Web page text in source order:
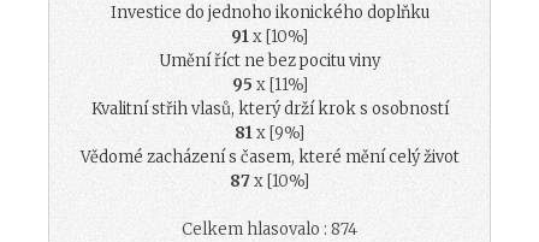
Investice do jednoho ikonického doplňku
91x [10%]
Umění říct ne bez pocitu viny
95 x [11%]
Kvalitní střih vlasů, který drží krok s osobností
81x [9%]
Vědomé zacházení s časem, které mění celý život
87x [10%]
Celkem hlasovalo : 874